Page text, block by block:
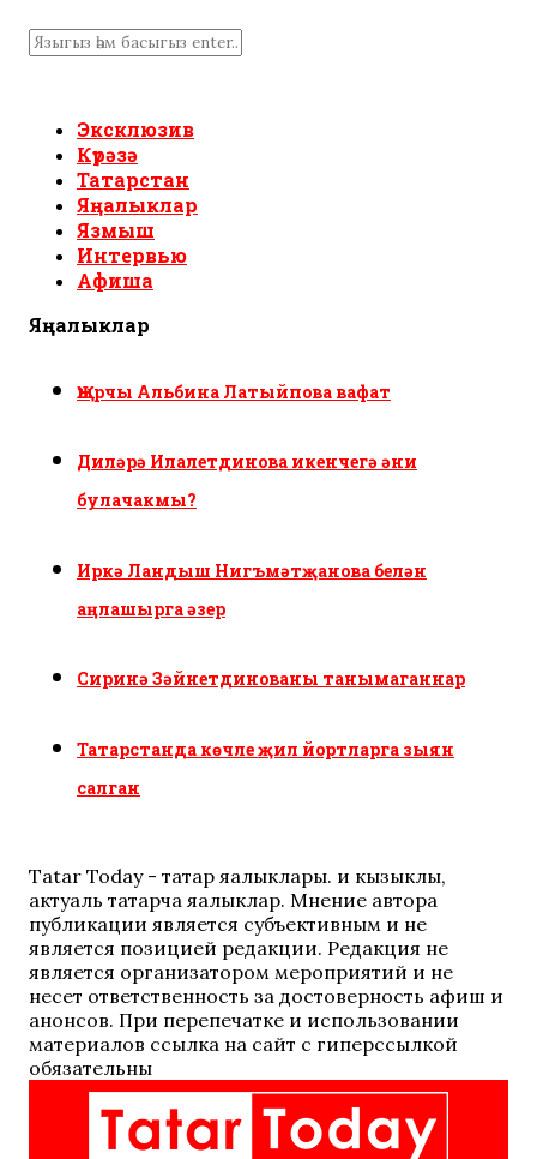
Эксклюзив
Күрәзә
Татарстан
Яңалыклар
Язмыш
Интервью
Афиша
Яңалыклар
Җырчы Альбина Латыйпова вафат
Диләрә Илалетдинова икенчегә әни
булачакмы?
Иркә Ландыш Нигъмәтҗанова белән
аңлашырга әзер
Сиринә Зәйнетдинованы танымаганнар
Татарстанда көчле җил йортларга зыян
салган
Tatar Today - татар яңалыклары. иң кызыклы,
актуаль татарча яңалыклар. Мнение автора
публикации является субъективным и не
является позицией редакции. Редакция не
является организатором мероприятий и не
несет ответственность за достоверность афиш и
анонсов. При перепечатке и использовании
материалов ссылка на сайт с гиперссылкой
обязательны